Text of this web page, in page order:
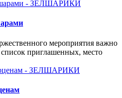
мероприятия важно
приглашенных, место